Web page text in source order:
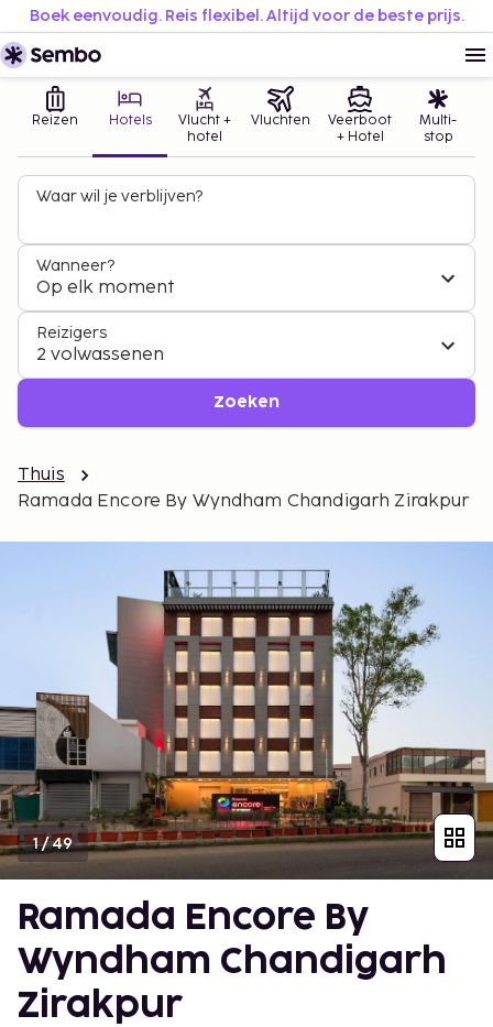
Boek eenvoudig. Reis flexibel. Altijd voor de beste prijs.
Reizen Hotels
Vlucht +
hotel
Vluchten
Veerboot
+ Hotel
Multi-
stop
Waar wil je verblijven?
Wanneer?
Op elk moment
Reizigers
2 volwassenen
Zoeken
Thuis
Ramada Encore By Wyndham Chandigarh Zirakpur
1/49
Ramada Encore By
Wyndham Chandigarh
Zirakpur